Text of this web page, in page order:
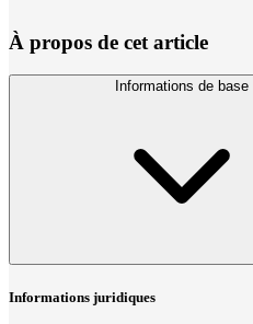
À propos de cet article
Informations de base
Informations juridiques